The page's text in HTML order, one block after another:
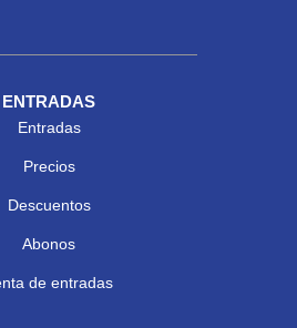
ENTRADAS
Entradas
Precios
Descuentos
Abonos
de entradas